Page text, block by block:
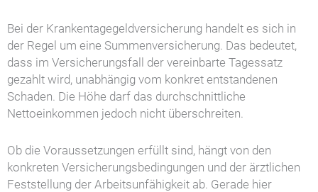
Bei der Krankentagegeldversicherung handelt es sich in
der Regel um eine Summenversicherung. Das bedeutet,
dass im Versicherungsfall der vereinbarte Tagessatz
gezahlt wird, unabhängig vom konkret entstandenen
Schaden. Die Höhe darf das durchschnittliche
Nettoeinkommen jedoch nicht überschreiten.
Ob die Voraussetzungen erfüllt sind, hängt von den
konkreten Versicherungsbedingungen und der ärztlichen
Feststellung der Arbeitsunfähigkeit ab. Gerade hier